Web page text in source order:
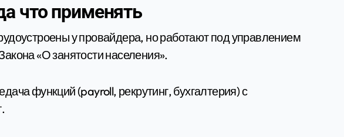
что применять
у провайдера, но работают под управлением
«О занятости населения».
функций (payroll, рекрутинг, бухгалтерия) с